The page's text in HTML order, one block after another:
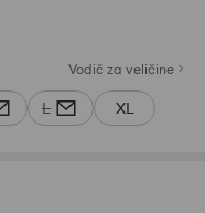
Vodič za veličine
L XL